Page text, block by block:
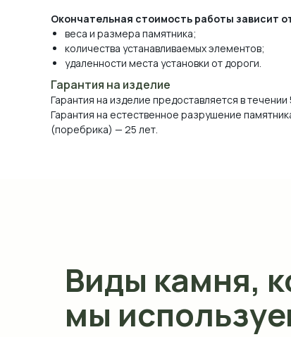
Окончательная стоимость работы зависит
веса и размера памятника;
количества устанавливаемых элементов;
удаленности места установки от дороги.
Гарантия на изделие
Гарантия на изделие предоставляется в течении
Гарантия на естественное разрушение
(поребрика) — 25 лет.
Виды камня,
мы